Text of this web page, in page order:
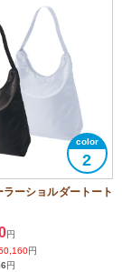
2
ーショルダートート
円
円
円